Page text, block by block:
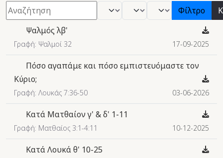
Φίλτρο
- Βιβλίο -
- Μήνας -
- Έτος - Φίλτρο
Ψαλμός λβ'
Γραφή: Ψαλμοί 32 17-09-2025
Πόσο αγαπάμε και πόσο εμπιστευόμαστε τον
Κύριο;
Γραφή: Λουκάς 7:36-50 03-06-2026
Κατά Ματθαίον γ' & δ' 1-11
Γραφή: Ματθαίος 3:1-4:11 10-12-2025
Κατά Λουκά θ' 10-25